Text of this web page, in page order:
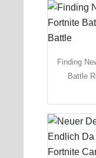
Finding
Battle